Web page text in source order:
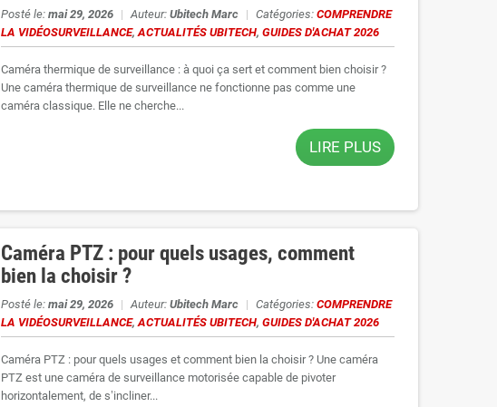
Posté le:mai 29, 2026 | Auteur:Ubitech Marc | Catégories:COMPRENDRE
LA VIDÉOSURVEILLANCE,ACTUALITÉS UBITECH,GUIDES D'ACHAT 2026
Caméra thermique de surveillance : à quoi ça sert et comment bien choisir ?
Une caméra thermique de surveillance ne fonctionne pas comme une
caméra classique. Elle ne cherche...
LIRE PLUS
Caméra PTZ : pour quels usages, comment
bien la choisir ?
Posté le:mai 29, 2026 | Auteur:Ubitech Marc | Catégories:COMPRENDRE
LA VIDÉOSURVEILLANCE,ACTUALITÉS UBITECH,GUIDES D'ACHAT 2026
Caméra PTZ : pour quels usages et comment bien la choisir ? Une caméra
PTZ est une caméra de surveillance motorisée capable de pivoter
horizontalement, de s’incliner...